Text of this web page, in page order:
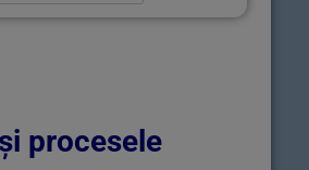
procesele